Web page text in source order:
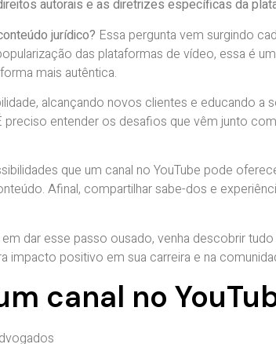
autorais e as diretrizes específicas da
jurídico? Essa pergunta vem surgindo
das plataformas de vídeo, essa é
mais autêntica.
alcançando novos clientes e educando
entender os desafios que vêm junto
que um canal no YouTube pode
Afinal, compartilhar sabe-dos e
dar esse passo ousado, venha descobrir
impacto positivo em sua carreira e na
canal no